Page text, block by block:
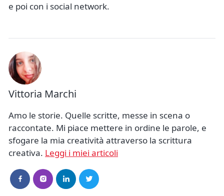
e poi con i social network.
Vittoria Marchi
Amo le storie. Quelle scritte, messe in scena o
raccontate. Mi piace mettere in ordine le parole, e
sfogare la mia creatività attraverso la scrittura
creativa. Leggi i miei articoli